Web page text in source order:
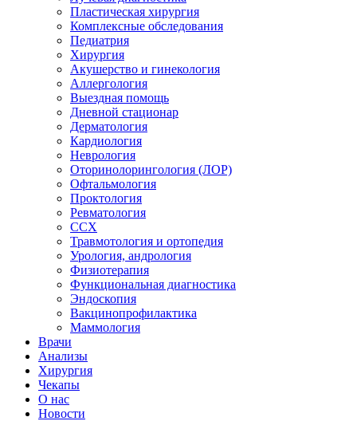
Пластическая хирургия
Комплексные обследования
Педиатрия
Хирургия
Акушерство и гинекология
Аллергология
Выездная помощь
Дневной стационар
Дерматология
Кардиология
Неврология
Оторинолорингология (ЛОР)
Офтальмология
Проктология
Ревматология
ССХ
Травмотология и ортопедия
Урология, андрология
Физиотерапия
Функциональная диагностика
Эндоскопия
Вакцинопрофилактика
Маммология
Врачи
Анализы
Хирургия
Чекапы
О нас
Новости